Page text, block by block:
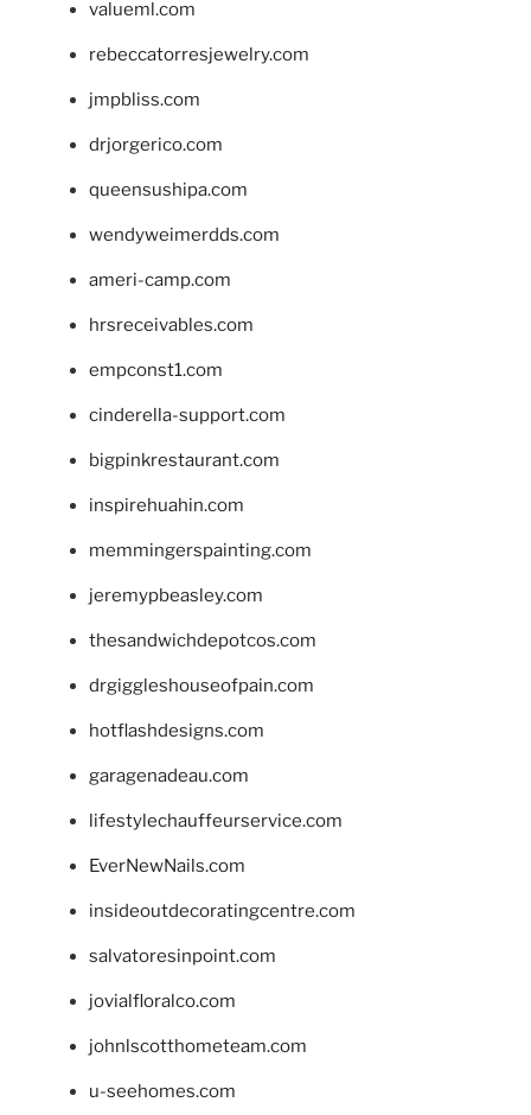
valueml.com
rebeccatorresjewelry.com
jmpbliss.com
drjorgerico.com
queensushipa.com
wendyweimerdds.com
ameri-camp.com
hrsreceivables.com
empconst1.com
cinderella-support.com
bigpinkrestaurant.com
inspirehuahin.com
memmingerspainting.com
jeremypbeasley.com
thesandwichdepotcos.com
drgiggleshouseofpain.com
hotflashdesigns.com
garagenadeau.com
lifestylechauffeurservice.com
EverNewNails.com
insideoutdecoratingcentre.com
salvatoresinpoint.com
jovialfloralco.com
johnlscotthometeam.com
u-seehomes.com